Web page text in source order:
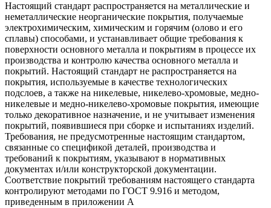
Настоящий стандарт распространяется на металлические и
неметаллические неорганические покрытия, получаемые
электрохимическим, химическим и горячим (олово и его
сплавы) способами, и устанавливает общие требования к
поверхности основного металла и покрытиям в процессе их
производства и контролю качества основного металла и
покрытий. Настоящий стандарт не распространяется на
покрытия, используемые в качестве технологических
подслоев, а также на никелевые, никелево-хромовые, медно-
никелевые и медно-никелево-хромовые покрытия, имеющие
только декоративное назначение, и не учитывает изменения
покрытий, появившиеся при сборке и испытаниях изделий.
Требования, не предусмотренные настоящим стандартом,
связанные со спецификой деталей, производства и
требований к покрытиям, указывают в нормативных
документах и/или конструкторской документации.
Соответствие покрытий требованиям настоящего стандарта
контролируют методами по ГОСТ 9.916 и методом,
приведенным в приложении А